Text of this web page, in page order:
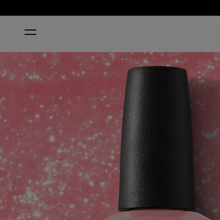
STARTSEITE PRINCESSES RULE! ™ KLASSISCHER